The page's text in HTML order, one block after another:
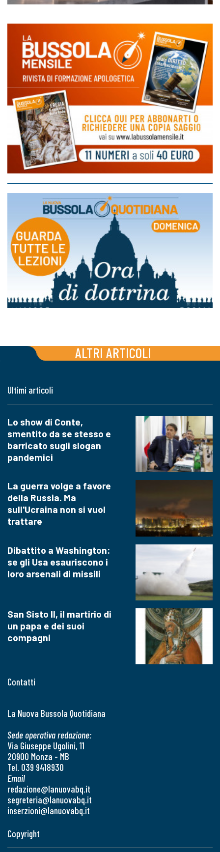
ALTRI ARTICOLI
Contatti
La Nuova Bussola Quotidiana
Sede operativa redazione:
Via Giuseppe Ugolini, 11
20900 Monza - MB
Tel. 039 9418930
Email
redazione@lanuovabq.it
segreteria@lanuovabq.it
inserzioni@lanuovabq.it
Ultimi articoli
Lo show di Conte,
smentito da se stesso e
barricato sugli slogan
pandemici
La guerra volge a favore
della Russia. Ma
sull'Ucraina non si vuol
trattare
Dibattito a Washington:
se gli Usa esauriscono i
loro arsenali di missili
San Sisto II, il martirio di
un papa e dei suoi
compagni
Copyright